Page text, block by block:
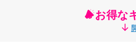
お得な